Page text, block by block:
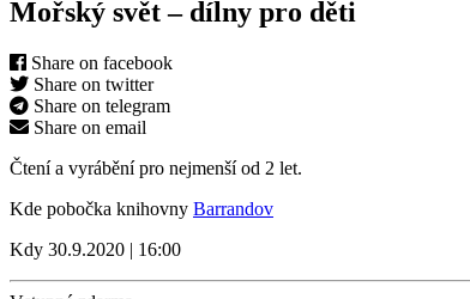
Mořský svět – dílny pro děti
Share on facebook
Share on twitter
Share on telegram
Share on email
Čtení a vyrábění pro nejmenší od 2 let.
Kde pobočka knihovny Barrandov
Kdy 30.9.2020 | 16:00